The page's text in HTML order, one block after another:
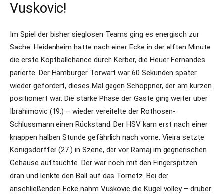
Vuskovic!
Im Spiel der bisher sieglosen Teams ging es energisch zur
Sache. Heidenheim hatte nach einer Ecke in der elften Minute
die erste Kopfballchance durch Kerber, die Heuer Fernandes
parierte. Der Hamburger Torwart war 60 Sekunden später
wieder gefordert, dieses Mal gegen Schöppner, der am kurzen
positioniert war. Die starke Phase der Gäste ging weiter über
Ibrahimovic (19.) – wieder vereitelte der Rothosen-
Schlussmann einen Rückstand. Der HSV kam erst nach einer
knappen halben Stunde gefährlich nach vorne. Vieira setzte
Königsdörffer (27.) in Szene, der vor Ramaj im gegnerischen
Gehäuse auftauchte. Der war noch mit den Fingerspitzen
dran und lenkte den Ball auf das Tornetz. Bei der
anschließenden Ecke nahm Vuskovic die Kugel volley – drüber.